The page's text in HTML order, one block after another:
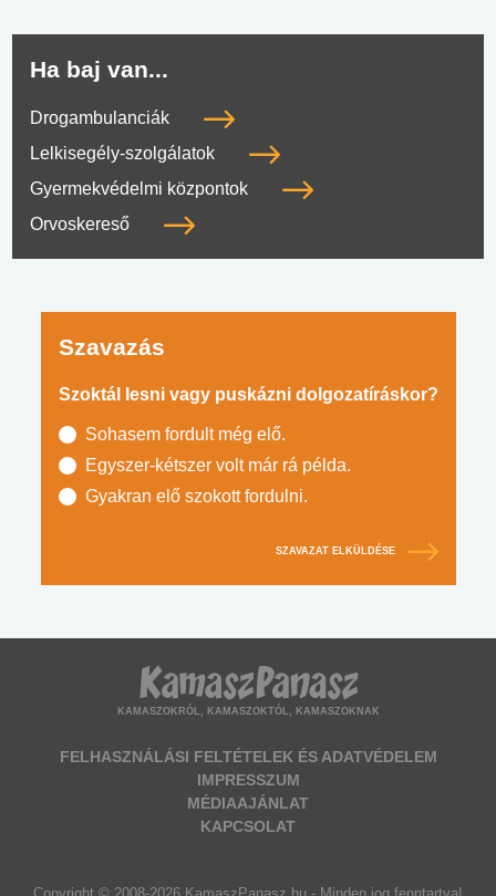
Ha baj van...
Drogambulanciák
Lelkisegély-szolgálatok
Gyermekvédelmi központok
Orvoskereső
Szavazás
Szoktál lesni vagy puskázni dolgozatíráskor?
Sohasem fordult még elő.
Egyszer-kétszer volt már rá példa.
Gyakran elő szokott fordulni.
SZAVAZAT ELKÜLDÉSE
KAMASZOKRÓL, KAMASZOKTÓL, KAMASZOKNAK
FELHASZNÁLÁSI FELTÉTELEK ÉS ADATVÉDELEM
IMPRESSZUM
MÉDIAAJÁNLAT
KAPCSOLAT